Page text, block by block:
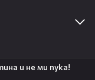
и не ми пука!